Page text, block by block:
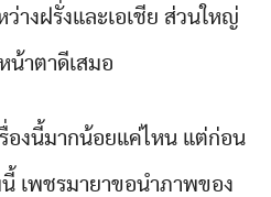
างฝรั่งและเอเชีย ส่วนใหญ่
น้าตาดีเสมอ
องนี้มากน้อยแค่ไหน แต่ก่อน
เพชรมายาขอนำภาพของ